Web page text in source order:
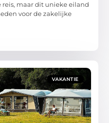
maar dit unieke eiland
voor de zakelijke
VAKANTIE